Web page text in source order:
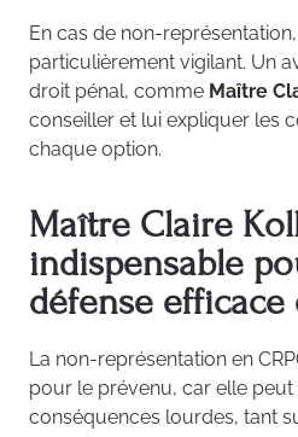
En cas de non-
particulièrement vigilant. Un
droit pénal, comme Maître
conseiller et lui expliquer les
chaque option.
Maître Claire
indispensable
défense efficace
La non-représentation en
pour le prévenu, car elle peut
conséquences lourdes, tant